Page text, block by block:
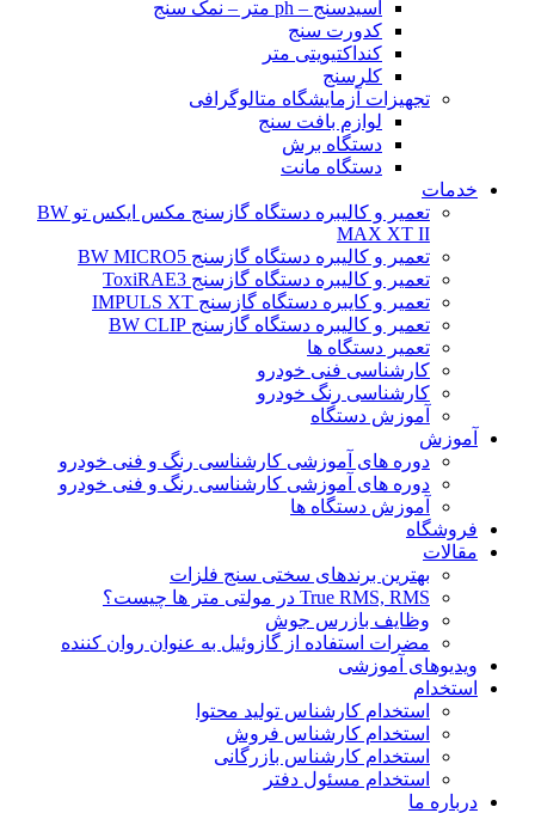
اسیدسنج – ph متر – نمک سنج
کدورت سنج
کنداکتیویتی متر
کلرسنج
تجهیزات آزمایشگاه متالوگرافی
لوازم بافت سنج
دستگاه برش
دستگاه مانت
خدمات
تعمیر و کالیبره دستگاه گازسنج مکس ایکس تو BW
MAX XT II
تعمیر و کالیبره دستگاه گازسنج BW MICRO5
تعمیر و کالیبره دستگاه گازسنج ToxiRAE3
تعمیر و کایبره دستگاه گازسنج IMPULS XT
تعمیر و کالیبره دستگاه گازسنج BW CLIP
تعمیر دستگاه ها
کارشناسی فنی خودرو
کارشناسی رنگ خودرو
آموزش دستگاه
آموزش
دوره های آموزشی کارشناسی رنگ و فنی خودرو
دوره های آموزشی کارشناسی رنگ و فنی خودرو
آموزش دستگاه ها
فروشگاه
مقالات
بهترین برندهای سختی سنج فلزات
True RMS, RMS در مولتی متر ها چیست؟
وظایف بازرس جوش
مضرات استفاده از گازوئیل به عنوان روان کننده
ویدیوهای آموزشی
استخدام
استخدام کارشناس تولید محتوا
استخدام کارشناس فروش
استخدام کارشناس بازرگانی
استخدام مسئول دفتر
درباره ما